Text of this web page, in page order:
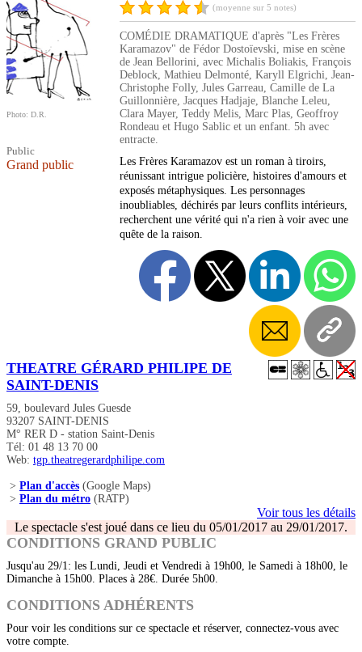
Photo: D.R.
Public
Grand public
(moyenne sur 5 notes)
COMÉDIE DRAMATIQUE d'après "Les Frères
Karamazov" de Fédor Dostoïevski, mise en scène
de Jean Bellorini, avec Michalis Boliakis, François
Deblock, Mathieu Delmonté, Karyll Elgrichi, Jean-
Christophe Folly, Jules Garreau, Camille de La
Guillonnière, Jacques Hadjaje, Blanche Leleu,
Clara Mayer, Teddy Melis, Marc Plas, Geoffroy
Rondeau et Hugo Sablic et un enfant. 5h avec
entracte.
Les Frères Karamazov est un roman à tiroirs,
réunissant intrigue policière, histoires d'amours et
exposés métaphysiques. Les personnages
inoubliables, déchirés par leurs conflits intérieurs,
recherchent une vérité qui n'a rien à voir avec une
quête de la raison.
THEATRE GÉRARD PHILIPE DE
SAINT-DENIS
59, boulevard Jules Guesde
93207 SAINT-DENIS
M° RER D - station Saint-Denis
Tél: 01 48 13 70 00
Web: tgp.theatregerardphilipe.com
> Plan d'accès (Google Maps)
> Plan du métro (RATP)
Voir tous les détails
Le spectacle s'est joué dans ce lieu du 05/01/2017 au 29/01/2017.
CONDITIONS GRAND PUBLIC
Jusqu'au 29/1: les Lundi, Jeudi et Vendredi à 19h00, le Samedi à 18h00, le
Dimanche à 15h00. Places à 28€. Durée 5h00.
CONDITIONS ADHÉRENTS
Pour voir les conditions sur ce spectacle et réserver, connectez-vous avec
votre compte.